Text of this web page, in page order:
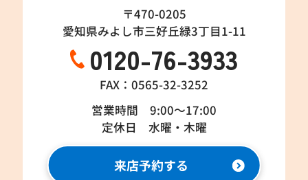
〒470-0205
愛知県みよし市三好丘緑3丁目1-11
0120-76-3933
FAX：0565-32-3252
営業時間 9:00～17:00
定休日 水曜・木曜
来店予約する